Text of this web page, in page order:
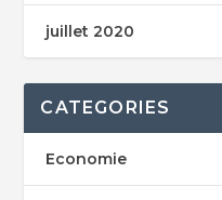
juillet 2020
CATEGORIES
Economie